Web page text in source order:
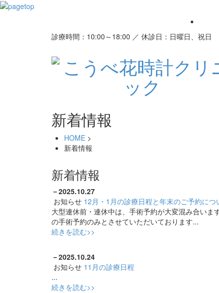
診療時間：10:00～18:00 ／ 休診日：日曜日、祝日
新着情報
HOME >
新着情報
新着情報
－2025.10.27
お知らせ 12月・1月の診療日程と年末のご予約につ
大型連休前・連休中は、手術予約が大変混み合い
の手術予約のみとさせていただいております...
続きを読む>>
－2025.10.24
お知らせ 11月の診療日程
...
続きを読む>>